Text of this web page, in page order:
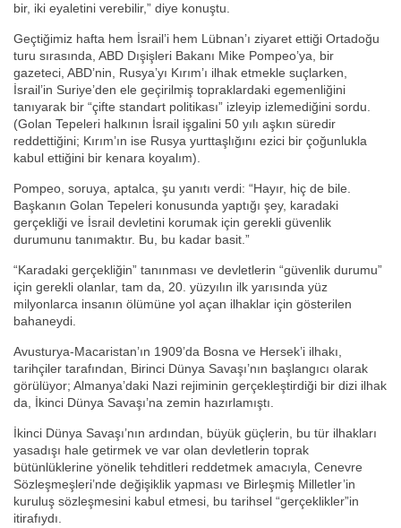
bir, iki eyaletini verebilir,” diye konuştu.
Geçtiğimiz hafta hem İsrail’i hem Lübnan’ı ziyaret ettiği Ortadoğu
turu sırasında, ABD Dışişleri Bakanı Mike Pompeo’ya, bir
gazeteci, ABD’nin, Rusya’yı Kırım’ı ilhak etmekle suçlarken,
İsrail’in Suriye’den ele geçirilmiş topraklardaki egemenliğini
tanıyarak bir “çifte standart politikası” izleyip izlemediğini sordu.
(Golan Tepeleri halkının İsrail işgalini 50 yılı aşkın süredir
reddettiğini; Kırım’ın ise Rusya yurttaşlığını ezici bir çoğunlukla
kabul ettiğini bir kenara koyalım).
Pompeo, soruya, aptalca, şu yanıtı verdi: “Hayır, hiç de bile.
Başkanın Golan Tepeleri konusunda yaptığı şey, karadaki
gerçekliği ve İsrail devletini korumak için gerekli güvenlik
durumunu tanımaktır. Bu, bu kadar basit.”
“Karadaki gerçekliğin” tanınması ve devletlerin “güvenlik durumu”
için gerekli olanlar, tam da, 20. yüzyılın ilk yarısında yüz
milyonlarca insanın ölümüne yol açan ilhaklar için gösterilen
bahaneydi.
Avusturya-Macaristan’ın 1909’da Bosna ve Hersek’i ilhakı,
tarihçiler tarafından, Birinci Dünya Savaşı’nın başlangıcı olarak
görülüyor; Almanya’daki Nazi rejiminin gerçekleştirdiği bir dizi ilhak
da, İkinci Dünya Savaşı’na zemin hazırlamıştı.
İkinci Dünya Savaşı’nın ardından, büyük güçlerin, bu tür ilhakları
yasadışı hale getirmek ve var olan devletlerin toprak
bütünlüklerine yönelik tehditleri reddetmek amacıyla, Cenevre
Sözleşmeşleri’nde değişiklik yapması ve Birleşmiş Milletler’in
kuruluş sözleşmesini kabul etmesi, bu tarihsel “gerçeklikler”in
itirafıydı.